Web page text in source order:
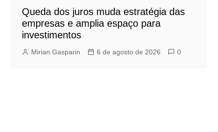
Queda dos juros muda estratégia das
empresas e amplia espaço para
investimentos
Mirian Gasparin 6 de agosto de 2026 0